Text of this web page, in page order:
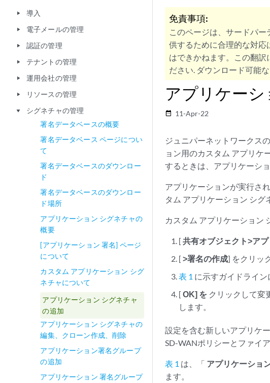
play_arrow 導入
play_arrow 電子メールの管理
play_arrow 認証の管理
play_arrow テナントの管理
play_arrow 運用会社の管理
play_arrow リソースの管理
play_arrow
シグネチャの管理
署名データベースの概要
署名データベース ページについ
て
署名データベースのダウンロー
ド
署名データベースのダウンロー
ド場所
アプリケーション シグネチャの
概要
[アプリケーション 署名] ページ
について
カスタム アプリケーション シグ
ネチャについて
アプリケーション シグネチャ
の追加
アプリケーション シグネチャの
編集、クローン作成、削除
アプリケーション署名グループ
の追加
アプリケーション 署名グループ
免責事項:
このページは、サードパ
供するために合理的な対応
はできかねます。この翻訳
ださい. ダウンロード可能
アプリケー
date_range 11-Apr-22
ジュニパーネットワークス
ョン用のカスタム アプリケ
するときは、アプリケーシ
アプリケーションが実行さ
タム アプリケーション シグ
カスタム アプリケーション
[共有オブジェクト>ア
[>署名の作成] をクリッ
表 1 に示すガイドライン
[OK] を クリックして変
します。
設定を含む新しいアプリケ
SD-WANポリシーとファイ
表 1 は、「 アプリケーショ
ます。